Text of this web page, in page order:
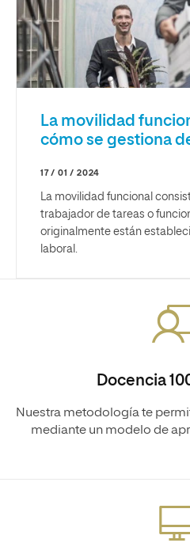
La movilidad
cómo se gestiona
17 / 01 / 2024
La movilidad funcional
trabajador de tareas o
originalmente están
laboral.
Docencia
Nuestra metodología te
mediante un modelo de